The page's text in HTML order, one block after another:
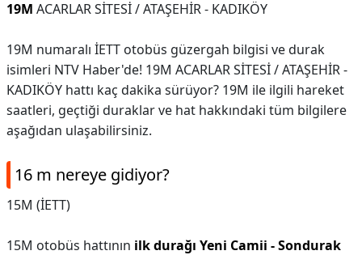
19M ACARLAR SİTESİ / ATAŞEHİR - KADIKÖY
19M numaralı İETT otobüs güzergah bilgisi ve durak
isimleri NTV Haber'de! 19M ACARLAR SİTESİ / ATAŞEHİR -
KADIKÖY hattı kaç dakika sürüyor? 19M ile ilgili hareket
saatleri, geçtiği duraklar ve hat hakkındaki tüm bilgilere
aşağıdan ulaşabilirsiniz.
16 m nereye gidiyor?
15M (İETT)
15M otobüs hattının ilk durağı Yeni Camii - Sondurak